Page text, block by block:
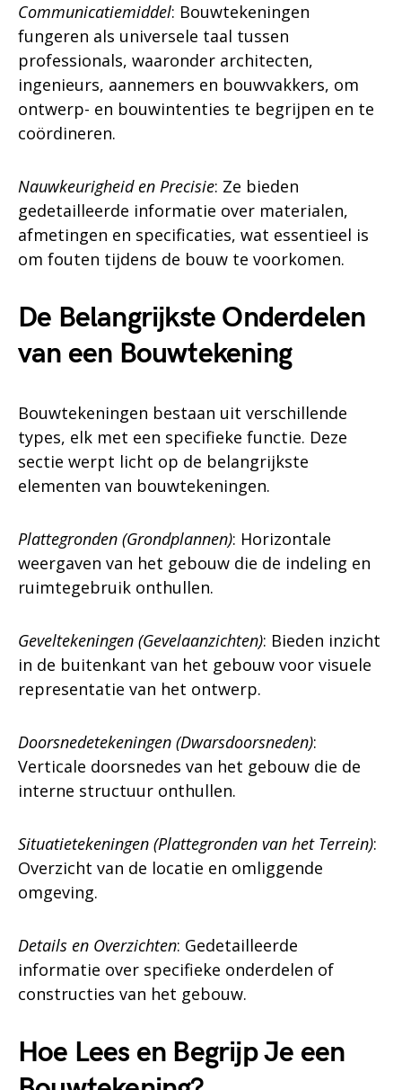
Communicatiemiddel: Bouwtekeningen
fungeren als universele taal tussen
professionals, waaronder architecten,
ingenieurs, aannemers en bouwvakkers, om
ontwerp- en bouwintenties te begrijpen en te
coördineren.
Nauwkeurigheid en Precisie: Ze bieden
gedetailleerde informatie over materialen,
afmetingen en specificaties, wat essentieel is
om fouten tijdens de bouw te voorkomen.
De Belangrijkste Onderdelen
van een Bouwtekening
Bouwtekeningen bestaan uit verschillende
types, elk met een specifieke functie. Deze
sectie werpt licht op de belangrijkste
elementen van bouwtekeningen.
Plattegronden (Grondplannen): Horizontale
weergaven van het gebouw die de indeling en
ruimtegebruik onthullen.
Geveltekeningen (Gevelaanzichten): Bieden inzicht
in de buitenkant van het gebouw voor visuele
representatie van het ontwerp.
Doorsnedetekeningen (Dwarsdoorsneden):
Verticale doorsnedes van het gebouw die de
interne structuur onthullen.
Situatietekeningen (Plattegronden van het Terrein):
Overzicht van de locatie en omliggende
omgeving.
Details en Overzichten: Gedetailleerde
informatie over specifieke onderdelen of
constructies van het gebouw.
Hoe Lees en Begrijp Je een